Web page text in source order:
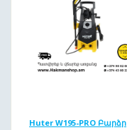
Huter W195-PRO Բարձր